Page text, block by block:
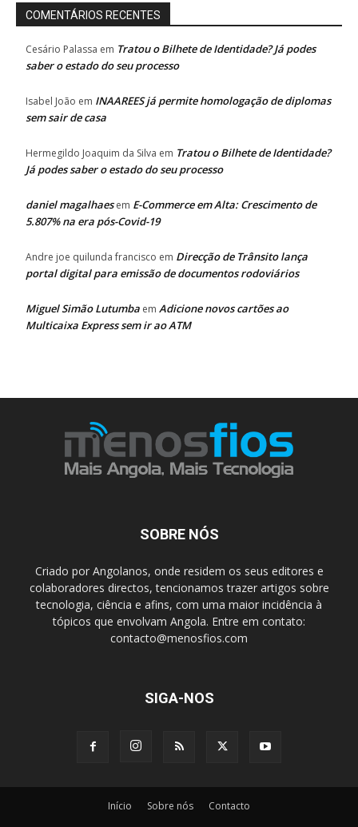
COMENTÁRIOS RECENTES
Cesário Palassa em Tratou o Bilhete de Identidade? Já podes
saber o estado do seu processo
Isabel João em INAAREES já permite homologação de diplomas
sem sair de casa
Hermegildo Joaquim da Silva em Tratou o Bilhete de Identidade?
Já podes saber o estado do seu processo
daniel magalhaesem E-Commerce em Alta: Crescimento de
5.807% na era pós-Covid-19
Andre joe quilunda francisco em Direcção de Trânsito lança
portal digital para emissão de documentos rodoviários
Miguel Simão Lutumba em Adicione novos cartões ao
Multicaixa Express sem ir ao ATM
SOBRE NÓS
Criado por Angolanos, onde residem os seus editores e
colaboradores directos, tencionamos trazer artigos sobre
tecnologia, ciência e afins, com uma maior incidência à
tópicos que envolvam Angola. Entre em contato:
contacto@menosfios.com
SIGA-NOS
Início Sobre nós Contacto